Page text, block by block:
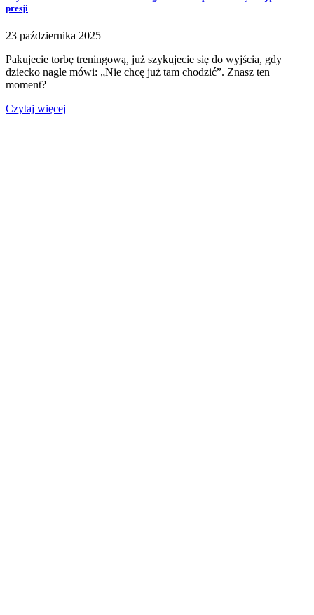
presji
23 października 2025
Pakujecie torbę treningową, już szykujecie się do wyjścia, gdy
dziecko nagle mówi: „Nie chcę już tam chodzić”. Znasz ten
moment?
Czytaj więcej